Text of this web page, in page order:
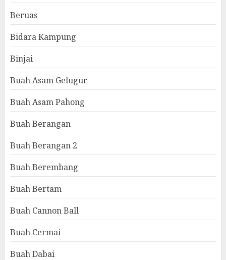
Beruas
Bidara Kampung
Binjai
Buah Asam Gelugur
Buah Asam Pahong
Buah Berangan
Buah Berangan 2
Buah Berembang
Buah Bertam
Buah Cannon Ball
Buah Cermai
Buah Dabai